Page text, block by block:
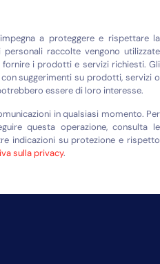
a proteggere e rispettare la
raccolte vengono utilizzate
i prodotti e servizi richiesti. Gli
suggerimenti su prodotti, servizi o
essere di loro interesse.
in qualsiasi momento. Per
questa operazione, consulta le
indicazioni su protezione e rispetto
sulla privacy.